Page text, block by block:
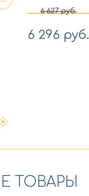
6 627руб.
6 296 руб.
ТОВАРЫ